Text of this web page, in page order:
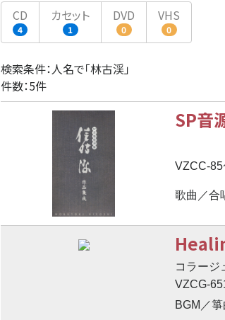
CD
4
カセット
1
DVD
0
VHS
0
検索条件：人名で「林古渓」
件数：5件
SP音
VZCC-85
歌曲／合
コラージ
VZCG-
BGM／